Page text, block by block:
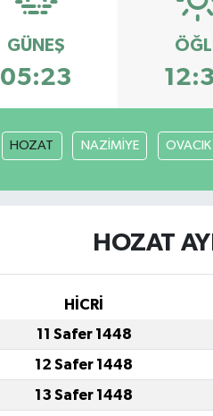
GÜNEŞ
05:23
HOZAT NAZİMİYE OVACIK
HOZAT
HİCRİ
11 Safer 1448
12 Safer 1448
13 Safer 1448